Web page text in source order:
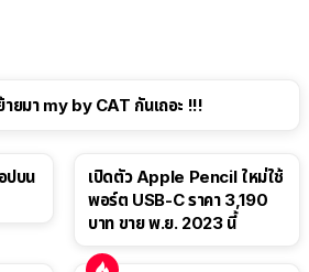
ายมา my by CAT กันเถอะ !!!
ปบน
เปิดตัว Apple Pencil ใหม่ใช้
พอร์ต USB-C ราคา 3,190
บาท ขาย พ.ย. 2023 นี้